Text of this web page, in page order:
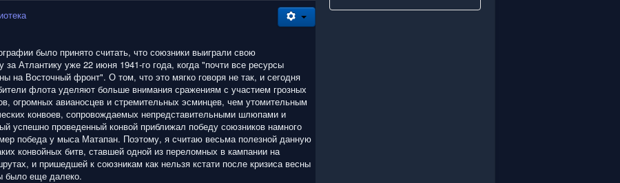
было принято считать, что союзники выиграли свою
за Атлантику уже 22 июня 1941-го года, когда "почти все ресурсы
на Восточный фронт". О том, что это мягко говоря не так, и сегодня
флота уделяют больше внимания сражениям с участием грозных
огромных авианосцев и стремительных эсминцев, чем утомительным
конвоев, сопровождаемых непредставительными шлюпами и
успешно проведенный конвой приближал победу союзников намного
победа у мыса Матапан. Поэтому, я считаю весьма полезной данную
конвойных битв, ставшей одной из переломных в кампании на
и пришедшей к союзникам как нельзя кстати после кризиса весны
было еще далеко.